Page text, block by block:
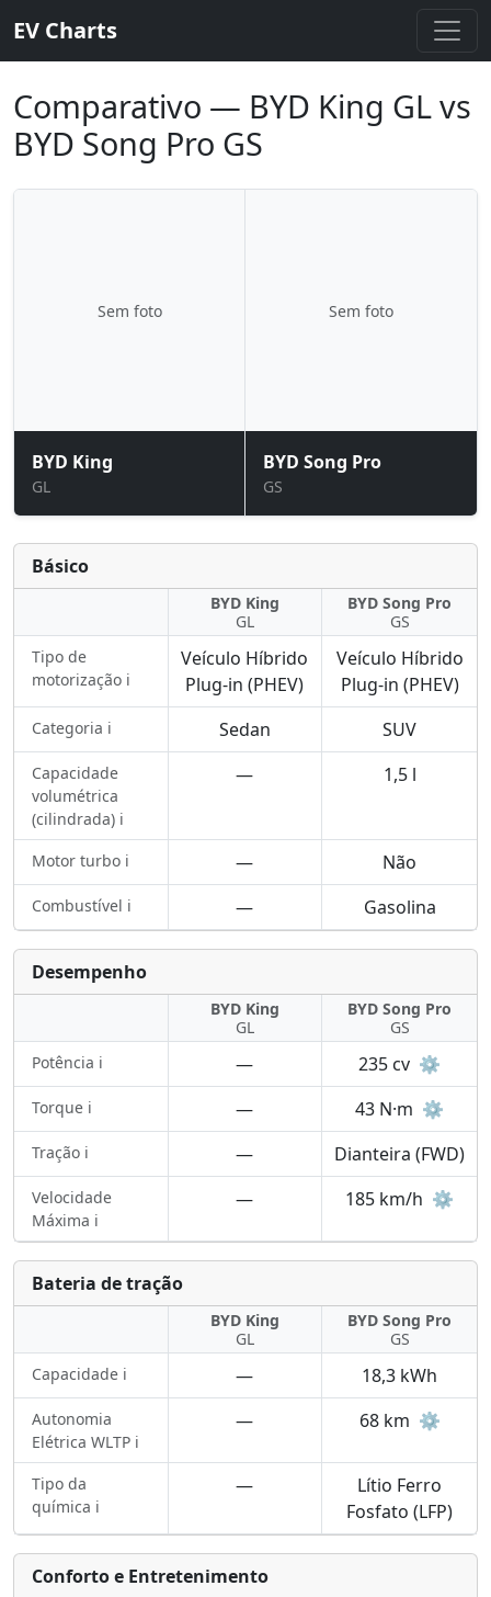
EV Charts
Comparativo — BYD King GL vs
BYD Song Pro GS
Sem foto
BYD King
GL
Sem foto
BYD Song Pro
GS
Básico
BYD King
GL
BYD Song Pro
GS
Tipo de
motorização ℹ️
Veículo Híbrido
Plug-in (PHEV)
Veículo Híbrido
Plug-in (PHEV)
Categoria ℹ️ Sedan SUV
Capacidade
volumétrica
(cilindrada) ℹ️
— 1,5 l
Motor turbo ℹ️ — Não
Combustível ℹ️ — Gasolina
Desempenho
BYD King
GL
BYD Song Pro
GS
Potência ℹ️
— 235 cv ⚙️
Torque ℹ️ — 43 N·m ⚙️
Tração ℹ️ — Dianteira (FWD)
Velocidade
Máxima ℹ️
— 185 km/h ⚙️
Bateria de tração
BYD King
GL
BYD Song Pro
GS
Capacidade ℹ️
— 18,3 kWh
Autonomia
Elétrica WLTP ℹ️
— 68 km ⚙️
Tipo da
química ℹ️
—
Lítio Ferro
Fosfato (LFP)
Conforto e Entretenimento